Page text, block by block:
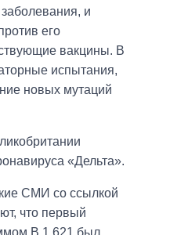
и
его
вакцины. В
испытания,
новых мутаций
«Дельта».
СМИ со ссылкой
что первый
B.1.621 был